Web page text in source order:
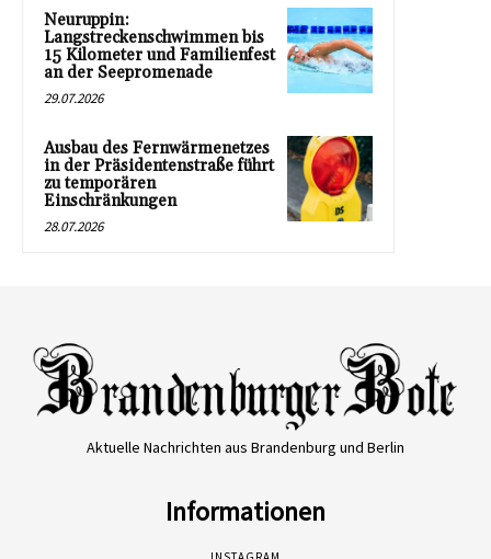
Neuruppin:
Langstreckenschwimmen bis
15 Kilometer und Familienfest
an der Seepromenade
29.07.2026
Ausbau des Fernwärmenetzes
in der Präsidentenstraße führt
zu temporären
Einschränkungen
28.07.2026
Aktuelle Nachrichten aus Brandenburg und Berlin
Informationen